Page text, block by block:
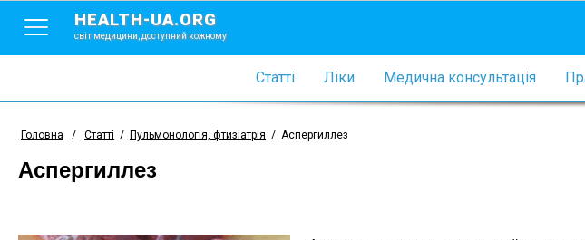
HEALTH-UA.ORG
світ медицини, доступний кожному
Статті Ліки Медична консультація
Головна / Статті / Пульмонологія, фтизіатрія / Аспергиллез
Аспергиллез